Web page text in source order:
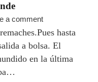
a comment
hasta
a bolsa. El
en la última